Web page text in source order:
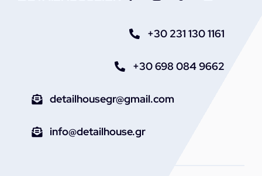
+30 231 130 1161
+30 698 084 9662
detailhousegr@gmail.com
info@detailhouse.gr